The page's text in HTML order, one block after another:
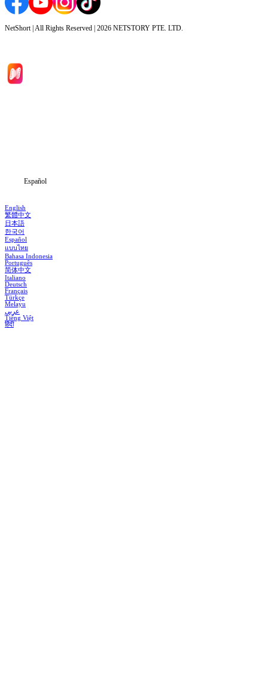
NetShort | All Rights Reserved | 2026 NETSTORY PTE. LTD.
Español
English
繁體中文
日本語
한국어
Español
แบบไทย
Bahasa Indonesia
Português
简体中文
Italiano
Deutsch
Français
Türkçe
Melayu
عربي
Tiếng Việt
हिंदी